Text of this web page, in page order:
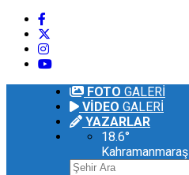
FOTO GALERİ
VİDEO GALERİ
YAZARLAR
18.6°
Kahramanmaraş